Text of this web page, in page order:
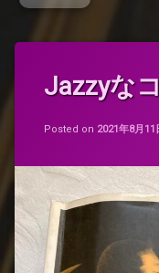
Jazzyな
Posted on 2021年8月11
ー
ソ